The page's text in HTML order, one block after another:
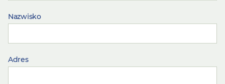
Nazwisko
Adres